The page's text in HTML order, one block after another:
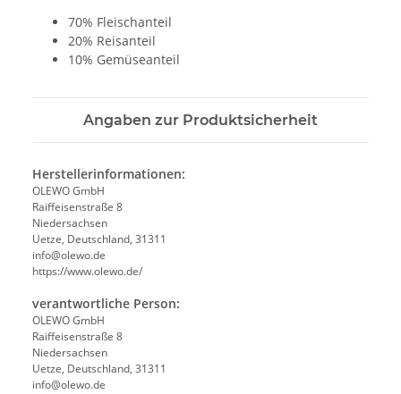
70% Fleischanteil
20% Reisanteil
10% Gemüseanteil
Angaben zur Produktsicherheit
Herstellerinformationen:
OLEWO GmbH
Raiffeisenstraße 8
Niedersachsen
Uetze, Deutschland, 31311
info@olewo.de
https://www.olewo.de/
verantwortliche Person:
OLEWO GmbH
Raiffeisenstraße 8
Niedersachsen
Uetze, Deutschland, 31311
info@olewo.de